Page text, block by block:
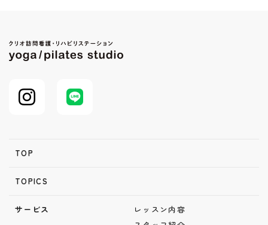
TOP
TOPICS
サービス
レッスン内容